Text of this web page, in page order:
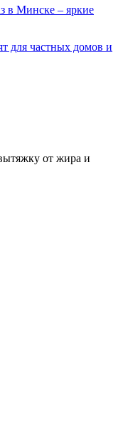
в Минске – яркие
для частных домов и
от жира и